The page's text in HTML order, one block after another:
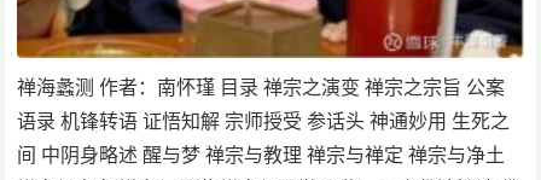
禅海蠡测 作者：南怀瑾 目录 禅宗之演变 禅宗之宗旨 公案
语录 机锋转语 证悟知解 宗师授受 参话头 神通妙用 生死之
间 中阴身略述 醒与梦 禅宗与教理 禅宗与禅定 禅宗与净土